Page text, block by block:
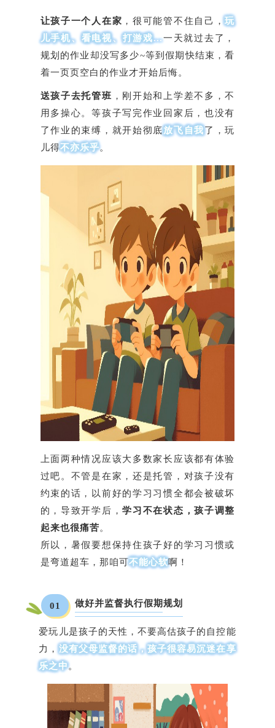
让孩子一个人在家 ，很可能管不住自己，玩
儿手机、看电视、打游戏...一天就过去了，
规划的作业却没写多少~等到假期快结束，看
着一页页空白的作业才开始后悔。
送孩子去托管班 ，刚开始和上学差不多，不
用多操心。等孩子写完作业回家后，也没有
了作业的束缚，就开始彻底放飞自我了，玩
儿得不亦乐乎。
上面两种情况应该大多数家长应该都有体验
过吧。不管是在家，还是托管，对孩子没有
约束的话，以前好的学习习惯全都会被破坏
的，导致开学后，学习不在状态，孩子调整
起来也很痛苦。
所以，暑假要想保持住孩子好的学习习惯或
是弯道超车，那咱可不能心软啊！
01 做好并监督执行假期规划
爱玩儿是孩子的天性，不要高估孩子的自控能
力， 没有父母监督的话，孩子很容易沉迷在享
乐之中。